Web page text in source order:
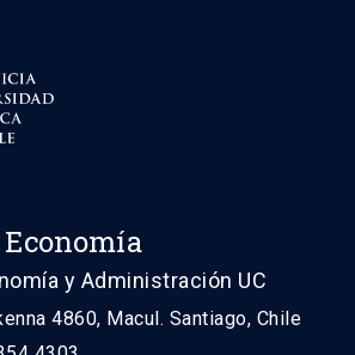
y Administración UC
4860, Macul. Santiago, Chile